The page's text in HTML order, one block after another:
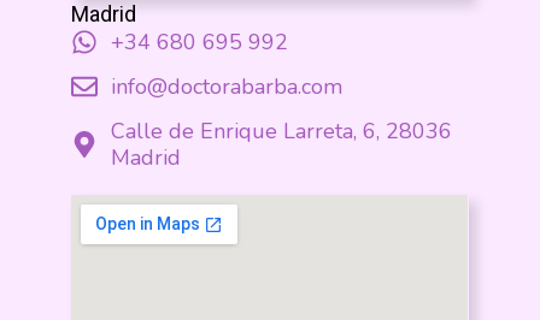
Madrid
+34 680 695 992
info@doctorabarba.com
Calle de Enrique Larreta, 6, 28036
Madrid